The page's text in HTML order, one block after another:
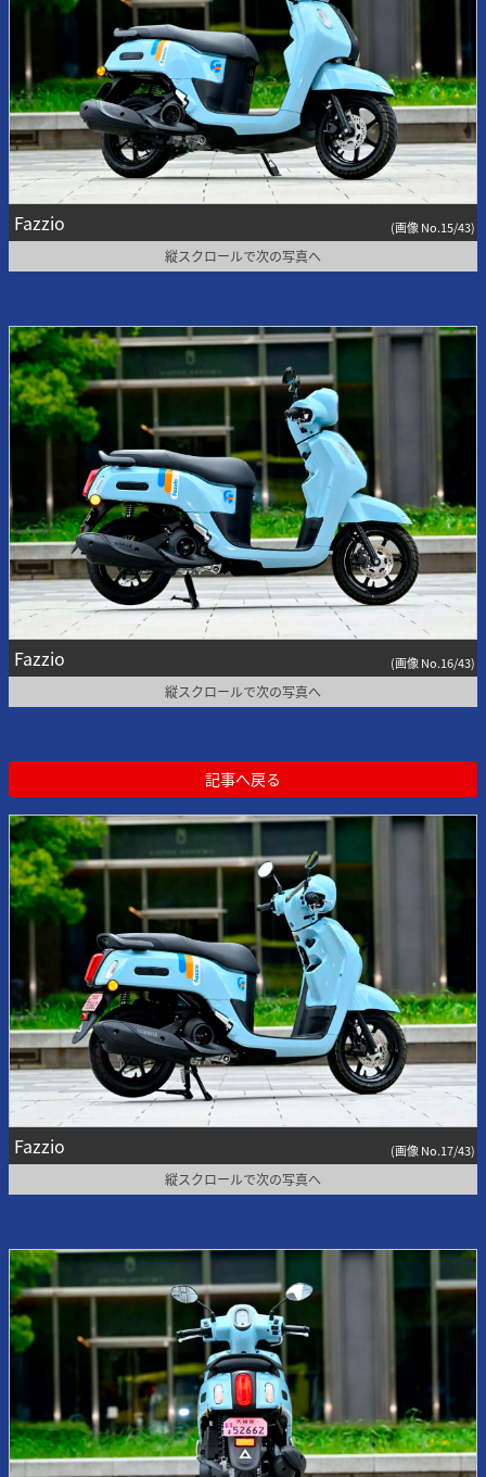
Fazzio (画像 No.15/43)
縦スクロールで次の写真へ
Fazzio (画像 No.16/43)
縦スクロールで次の写真へ
記事へ戻る
Fazzio (画像 No.17/43)
縦スクロールで次の写真へ